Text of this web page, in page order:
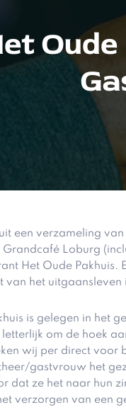
een verzameling
Loburg
Het Oude
van het
is gelegen in het
om de hoek
wij per direct voor
gastvrouw het
dat ze het naar hun
verzorgen van een